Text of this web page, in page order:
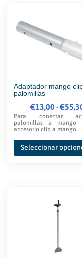
Adaptador mango
palomillas
€13,00 -€
Rango
de
precios:
desde
€13,00
Para conectar
palomillas a mango
accesorio clip a mango...
Seleccionar